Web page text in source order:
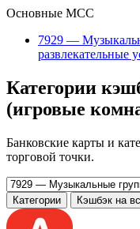
Основные MCC
7929 —
развлекательные
Категории
(игровые
Банковские карты и
торговой точки.
Категории Кэшбэк на